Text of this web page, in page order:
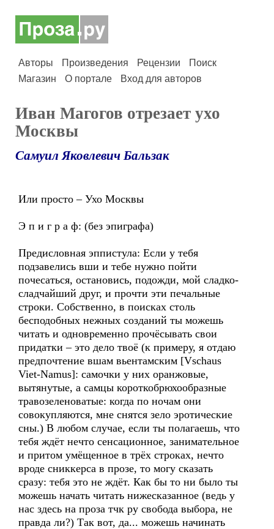
Авторы Произведения Рецензии
Поиск
Магазин
О портале Вход для авторов
Иван Магогов отрезает ухо
Москвы
Самуил Яковлевич Бальзак
Или просто – Ухо Москвы
Э п и г р а ф: (без эпиграфа)
Предисловная эппистула: Если у тебя
подзавелись вши и тебе нужно пойти
почесаться, остановись, подожди, мой сладко-
сладчайший друг, и прочти эти печальные
строки. Собственно, в поисках столь
бесподобных нежных созданий ты можешь
читать и одновременно прочёсывать свои
придатки – это дело твоё (к примеру, я отдаю
предпочтение вшам вьентамским [Vschaus
Viet-Namus]: самочки у них оранжовые,
вытянутые, а самцы короткобрюхообразные
травозеленоватые: когда по ночам они
совокупляются, мне снятся зело эротические
сны.) В любом случае, если ты полагаешь, что
тебя ждёт нечто сенсационное, занимательное
и притом умёщенное в трёх строках, нечто
вроде сниккерса в прозе, то могу сказать
сразу: тебя это не ждёт. Как бы то ни было ты
можешь начать читать нижесказанное (ведь у
нас здесь на проза тчк ру свобода выбора, не
правда ли?) Так вот, да... можешь начинать